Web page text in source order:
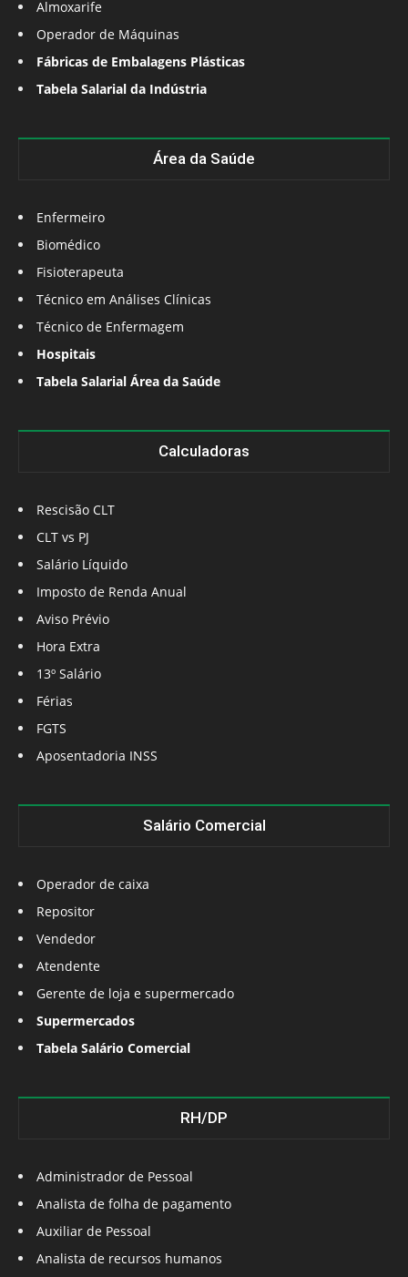
Almoxarife
Operador de Máquinas
Fábricas de Embalagens Plásticas
Tabela Salarial da Indústria
Área da Saúde
Enfermeiro
Biomédico
Fisioterapeuta
Técnico em Análises Clínicas
Técnico de Enfermagem
Hospitais
Tabela Salarial Área da Saúde
Calculadoras
Rescisão CLT
CLT vs PJ
Salário Líquido
Imposto de Renda Anual
Aviso Prévio
Hora Extra
13º Salário
Férias
FGTS
Aposentadoria INSS
Salário Comercial
Operador de caixa
Repositor
Vendedor
Atendente
Gerente de loja e supermercado
Supermercados
Tabela Salário Comercial
RH/DP
Administrador de Pessoal
Analista de folha de pagamento
Auxiliar de Pessoal
Analista de recursos humanos